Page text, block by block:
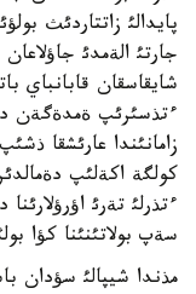
پايدالئ زاتتاردئث
جارتئ الةمدئ
شايقاسقان قابانباي
ءتذسئرئپ ةمدةگةن
زامانئندا عارئشقا
كولگة اكةلئپ
ءتذرلئ تةرئ
سةپ بولاتئنئنا كؤا
مذندا شيپالئ سؤدان